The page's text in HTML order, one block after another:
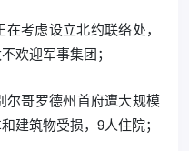
考虑设立北约联络处，
欢迎军事集团；
尔哥罗德州首府遭大规模
建筑物受损，9人住院；